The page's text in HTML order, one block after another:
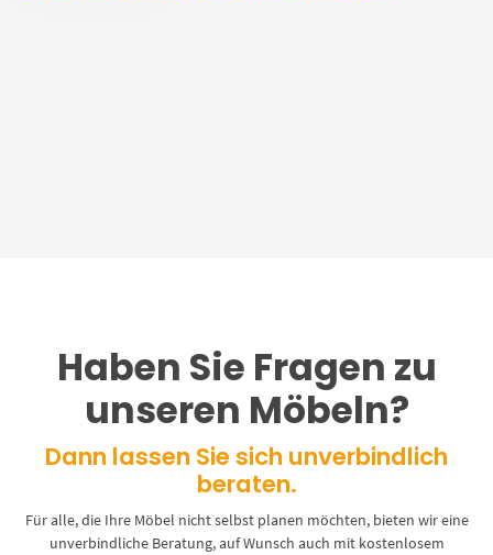
Haben Sie Fragen zu
unseren Möbeln?
Dann lassen Sie sich unverbindlich
beraten.
Für alle, die Ihre Möbel nicht selbst planen möchten, bieten wir eine
unverbindliche Beratung, auf Wunsch auch mit kostenlosem